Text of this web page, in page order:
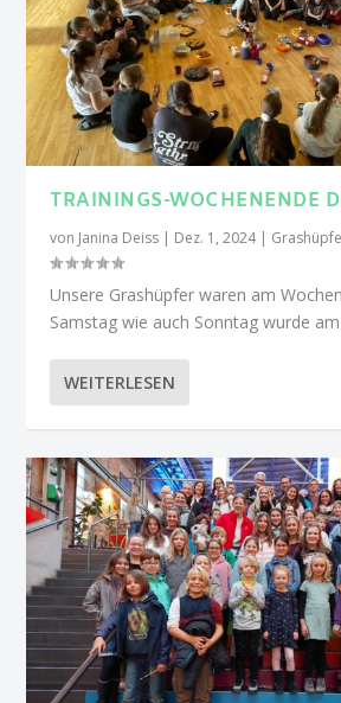
TRAININGS-WOCHENENDE
von Janina Deiss | Dez. 1, 2024|
Unsere Grashüpfer waren am
Samstag wie auch Sonntag wurde am
WEITERLESEN